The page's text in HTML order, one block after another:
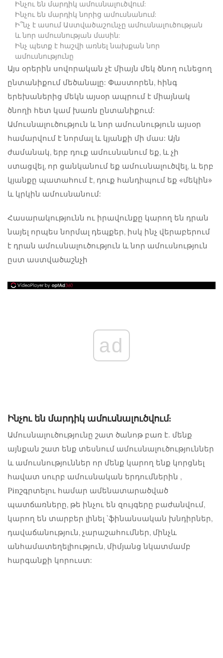
Ինչու են մարդիկ ամուսնալուծվում:
Ինչու են մարդիկ նորից ամուսնանում:
Ի՞նչ է ասում Աստվածաշունչը ամուսնալուծության
և նոր ամուսնության մասին:
Ինչ պետք է հաշվի առնել նախքան նոր
ամուսնությունը
Այս օրերին սովորական չէ միայն մեկ ծնող ունեցող
ընտանիքում մեծանալը: Փաստորեն, հինգ
երեխաներից մեկն այսօր ապրում է միայնակ
ծնողի հետ կամ խառն ընտանիքում:
Ամուսնալուծություն և նոր ամուսնություն այսօր
համարվում է նորմալ և կյանքի մի մաս: Այն
ժամանակ, երբ դուք ամուսնանում եք, և չի
ստացվել, որ ցանկանում եք ամուսնալուծվել, և երբ
կյանքը պատահում է, դուք հանդիպում եք «մեկին»
և կրկին ամուսնանում:
Հասարակությունն ու իրավունքը կարող են դրան
նայել որպես նորմալ դեպքեր, իսկ ինչ վերաբերում
է դրան ամուսնալուծություն և նոր ամուսնություն
ըստ աստվածաշնչի
ad
Ինչու են մարդիկ ամուսնալուծվում:
Ամուսնալուծությունը շատ ծանոթ բառ է. մենք
այնքան շատ ենք տեսնում ամուսնալուծություններ
և ամուսնություններ որ մենք կարող ենք կորցնել
հավատ սուրբ ամուսնական երդումներին ,
Pinշգրտելու համար ամենատարածված
պատճառները, թե ինչու են զույգերը բաժանվում,
կարող են տարբեր լինել `ֆինանսական խնդիրներ,
դավաճանություն, չարաշահումներ, մինչև
անհամատեղելիություն, միմյանց նկատմամբ
հարգանքի կորուստ: